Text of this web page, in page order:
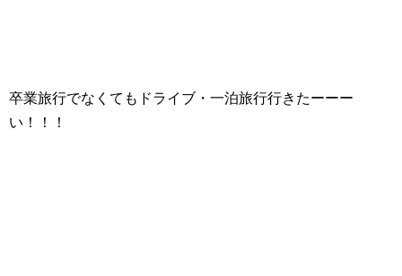
卒業旅行でなくてもドライブ・一泊旅行行きたーーー
い！！！